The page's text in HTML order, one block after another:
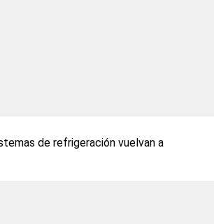
de refrigeración vuelvan a